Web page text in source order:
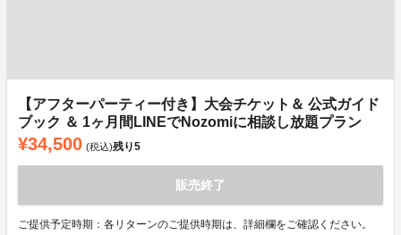
【アフターパーティー付き】大会チケット＆ 公式ガイド
ブック ＆ 1ヶ月間LINEでNozomiに相談し放題プラン
¥34,500 (税込)残り5
販売終了
ご提供予定時期：各リターンのご提供時期は、詳細欄をご確認ください。